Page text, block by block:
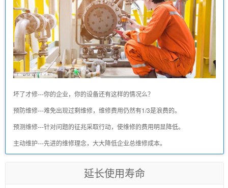
坏了才修---你的企业，你的设备还有这样的情况么？
预防维修---难免出现过剩维修，维修费用仍然有1/3是浪费的。
预测维修---针对问题的征兆采取行动，使维修的费用明显降低。
主动维护---先进的维修理念，大大降低企业总维修成本。
延长使用寿命